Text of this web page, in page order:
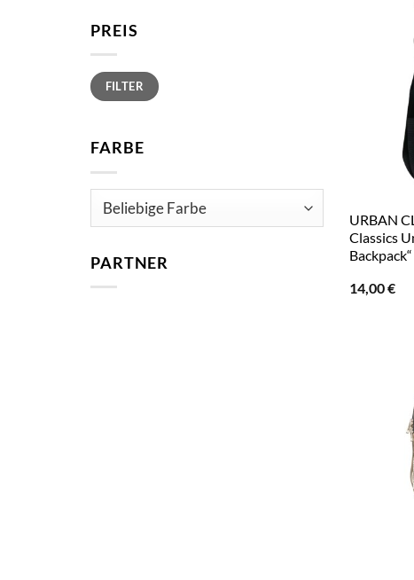
PREIS
Min.
Preis
Max.
PreisFILTER
FARBE
PARTNER
URBAN
Classics
14,00€